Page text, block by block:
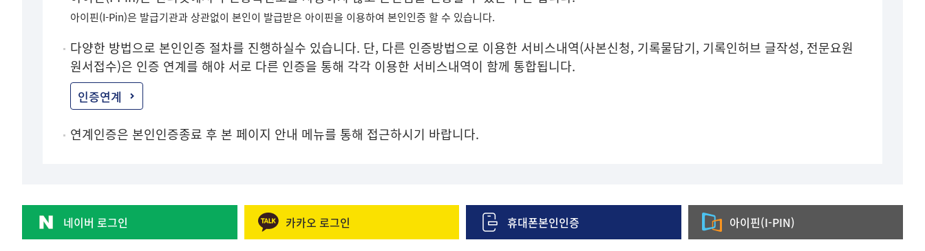
아이핀(I-Pin)은 발급기관과 상관없이 본인이 발급받은 아이핀을 이용하여 본인인증 할 수 있습니다.
다양한 방법으로 본인인증 절차를 진행하실수 있습니다. 단, 다른 인증방법으로 이용한 서비스내역(사본신청, 기록물담기, 기록인허브 글작성, 전문요원
원서접수)은 인증 연계를 해야 서로 다른 인증을 통해 각각 이용한 서비스내역이 함께 통합됩니다.
인증연계
연계인증은 본인인증종료 후 본 페이지 안내 메뉴를 통해 접근하시기 바랍니다.
네이버 로그인 카카오 로그인 휴대폰본인인증 아이핀(I-PIN)